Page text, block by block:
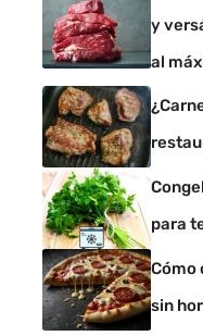
y
al
para
Cómo
sin